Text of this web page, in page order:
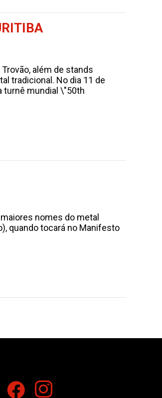
além de stands
tradicional. No dia 11 de
turnê mundial \"50th
nomes do metal
quando tocará no Manifesto